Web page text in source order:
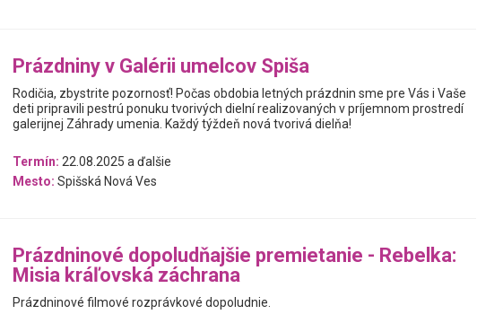
Prázdniny v Galérii umelcov Spiša
Rodičia, zbystrite pozornosť! Počas obdobia letných prázdnin sme pre Vás i Vaše
deti pripravili pestrú ponuku tvorivých dielní realizovaných v príjemnom prostredí
galerijnej Záhrady umenia. Každý týždeň nová tvorivá dielňa!
Termín: 22.08.2025 a ďalšie
Mesto: Spišská Nová Ves
Prázdninové dopoludňajšie premietanie - Rebelka:
Misia kráľovská záchrana
Prázdninové filmové rozprávkové dopoludnie.